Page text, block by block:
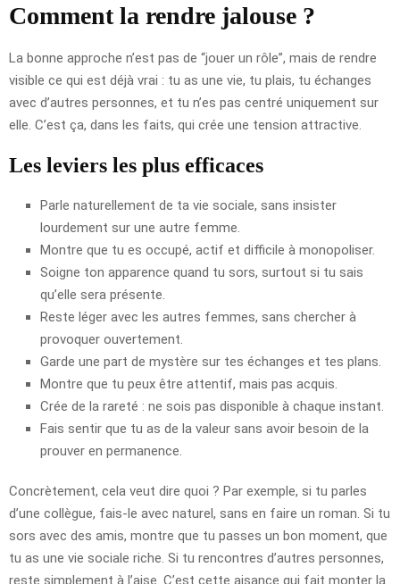
Comment la rendre jalouse ?
La bonne approche n’est pas de “jouer un rôle”, mais de rendre
visible ce qui est déjà vrai : tu as une vie, tu plais, tu échanges
avec d’autres personnes, et tu n’es pas centré uniquement sur
elle. C’est ça, dans les faits, qui crée une tension attractive.
Les leviers les plus efficaces
Parle naturellement de ta vie sociale, sans insister
lourdement sur une autre femme.
Montre que tu es occupé, actif et difficile à monopoliser.
Soigne ton apparence quand tu sors, surtout si tu sais
qu’elle sera présente.
Reste léger avec les autres femmes, sans chercher à
provoquer ouvertement.
Garde une part de mystère sur tes échanges et tes plans.
Montre que tu peux être attentif, mais pas acquis.
Crée de la rareté : ne sois pas disponible à chaque instant.
Fais sentir que tu as de la valeur sans avoir besoin de la
prouver en permanence.
Concrètement, cela veut dire quoi ? Par exemple, si tu parles
d’une collègue, fais-le avec naturel, sans en faire un roman. Si tu
sors avec des amis, montre que tu passes un bon moment, que
tu as une vie sociale riche. Si tu rencontres d’autres personnes,
reste simplement à l’aise. C’est cette aisance qui fait monter la